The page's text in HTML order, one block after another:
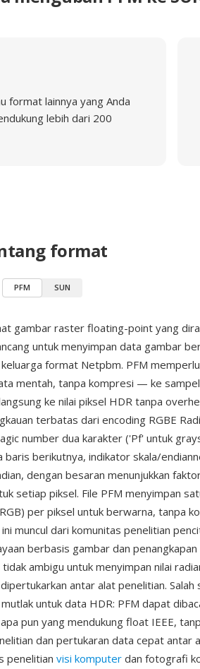
format lainnya yang Anda
lebih dari 200
format
PFM SUN
gambar raster floating-point yang
untuk menyimpan data gambar
format Netpbm. PFM
mentah, tanpa kompresi — ke
ke nilai piksel HDR tanpa
terbatas dari encoding RGBE
number dua karakter ('Pf' untuk
berikutnya, indikator skala/
dengan besaran menunjukkan
setiap piksel. File PFM menyimpan
per piksel untuk berwarna, tanpa
muncul dari komunitas penelitian
berbasis gambar dan
ambigu untuk menyimpan nilai
antar alat penelitian. Salah
untuk data HDR: PFM dapat
pun yang mendukung float IEEE,
dan pertukaran data cepat antar
penelitian visi komputer dan fotografi